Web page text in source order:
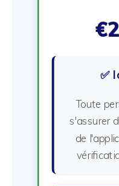
✅
Toute
s'assurer
de